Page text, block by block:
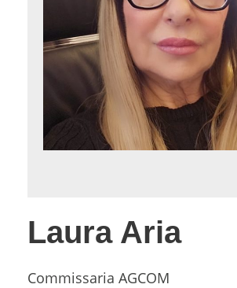
Laura Aria
Commissaria AGCOM